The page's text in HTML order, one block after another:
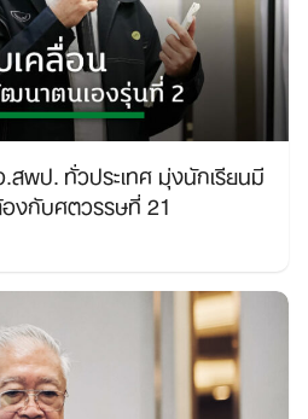
พป. ทั่วประเทศ มุ่งนักเรียนมี
งกับศตวรรษที่ 21